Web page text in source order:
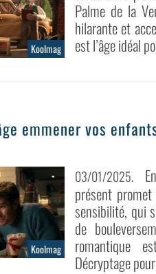
Koolmag
Palme de la
hilarante et
est l’âge idéal
emmener vos
Koolmag
03/01/2025.
présent
sensibilité, qui
de
romantique
Décryptage